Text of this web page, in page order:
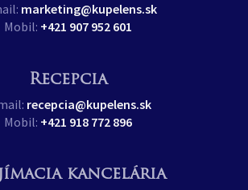
marketing@kupelens.sk
Mobil: +421 907 952 601
Recepcia
recepcia@kupelens.sk
Mobil: +421 918 772 896
kancelária